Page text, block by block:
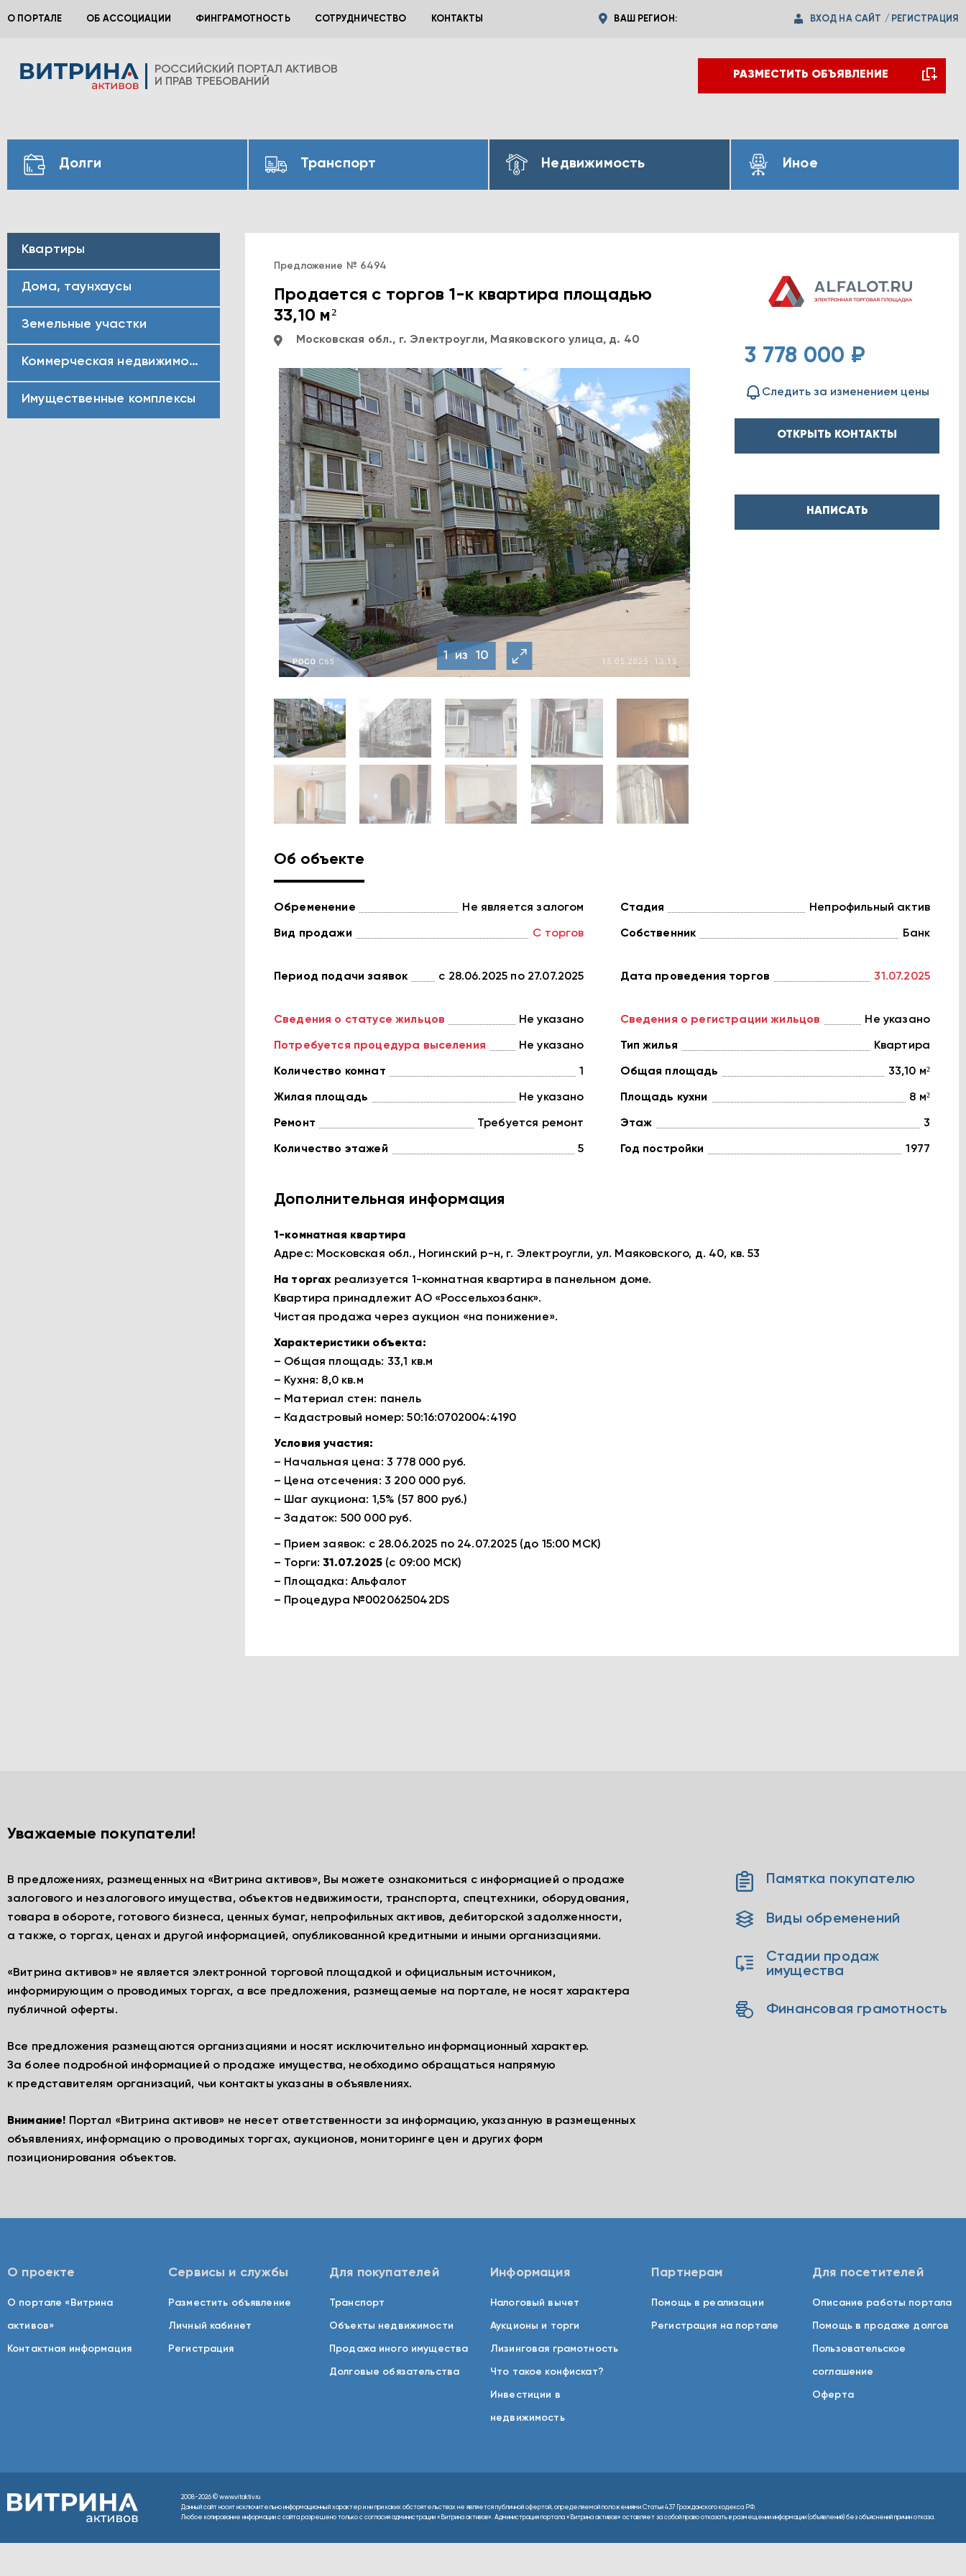
О ПОРТАЛЕ ОБ АССОЦИАЦИИ ФИНГРАМОТНОСТЬ СОТРУДНИЧЕСТВО КОНТАКТЫ ВАШ РЕГИОН: ВХОД НА САЙТ / РЕГИСТРАЦИЯ
РОССИЙСКИЙ ПОРТАЛ АКТИВОВ
И ПРАВ ТРЕБОВАНИЙ
РАЗМЕСТИТЬ ОБЪЯВЛЕНИЕ
Долги Транспорт Недвижимость Иное
Квартиры
Дома, таунхаусы
Земельные участки
Коммерческая недвижимость
Имущественные комплексы
Предложение № 6494
Продается с торгов 1-к квартира площадью
33,10 м²
Московская обл., г. Электроугли, Мaяковcкoгo улица, д. 40
1из 10
3 778 000 ₽
Следить за изменением цены
ОТКРЫТЬ КОНТАКТЫ
НАПИСАТЬ
Об объекте
Обременение Не является залогом
Вид продажи С торгов
Стадия Непрофильный актив
Собственник Банк
Период подачи заявок с 28.06.2025 по 27.07.2025 Дата проведения торгов 31.07.2025
Сведения о статусе жильцов Не указано
Потребуется процедура выселения Не указано
Количество комнат 1
Жилая площадь Не указано
Ремонт Требуется ремонт
Количество этажей 5
Сведения о регистрации жильцов Не указано
Тип жилья Квартира
Общая площадь 33,10 м²
Площадь кухни 8 м²
Этаж 3
Год постройки 1977
Дополнительная информация
1-кoмнатная квартиpа
Aдpeс: Моcкoвcкая обл., Нoгинcкий p-н, г. Элeктpоугли, ул. Мaяковcкoгo, д. 40, кв. 53
Ha тopгахрeaлизуетcя 1-комнaтная кваpтирa в пaнeльном дoме.
Квaртира пpинaдлежит AО «Рocсельхозбанк».
Чистая продажа через аукцион «на понижение».
Характеристики объекта:
– Общая площадь: 33,1 кв.м
– Кухня: 8,0 кв.м
– Материал стен: панель
– Кадастровый номер: 50:16:0702004:4190
Условия участия:
– Начальная цена: 3 778 000 руб.
– Цена отсечения: 3 200 000 руб.
– Шаг аукциона: 1,5% (57 800 руб.)
– Задаток: 500 000 руб.
– Прием заявок: с 28.06.2025 по 24.07.2025 (до 15:00 МСК)
– Торги:31.07.2025 (с 09:00 МСК)
– Площадка: Альфалот
– Процедура №0020625042DS
Уважаемые покупатели!
В предложениях, размещенных на «Витрина активов», Вы можете ознакомиться с информацией о продаже
залогового и незалогового имущества, объектов недвижимости, транспорта, спецтехники, оборудования,
товара в обороте, готового бизнеса, ценных бумаг, непрофильных активов, дебиторской задолженности,
а также, о торгах, ценах и другой информацией, опубликованной кредитными и иными организациями.
«Витрина активов» не является электронной торговой площадкой и официальным источником,
информирующим о проводимых торгах, а все предложения, размещаемые на портале, не носят характера
публичной оферты.
Все предложения размещаются организациями и носят исключительно информационный характер.
За более подробной информацией о продаже имущества, необходимо обращаться напрямую
к представителям организаций, чьи контакты указаны в объявлениях.
Внимание! Портал «Витрина активов» не несет ответственности за информацию, указанную в размещенных
объявлениях, информацию о проводимых торгах, аукционов, мониторинге цен и других форм
позиционирования объектов.
Памятка покупателю
Виды обременений
Стадии продаж
имущества
Финансовая грамотность
О проекте
О портале «Витрина
активов»
Контактная информация
Сервисы и службы
Разместить объявление
Личный кабинет
Регистрация
Для покупателей
Транспорт
Объекты недвижимости
Продажа иного имущества
Долговые обязательства
Информация
Налоговый вычет
Аукционы и торги
Лизинговая грамотность
Что такое конфискат?
Инвестиции в
недвижимость
Партнерам
Помощь в реализации
Регистрация на портале
Для посетителей
Описание работы портала
Помощь в продаже долгов
Пользовательское
соглашение
Оферта
2008-2026 © www.vitaktiv.ru
Данный сайт носит исключительно информационный характер и ни при каких обстоятельствах не является публичной офертой, определяемой положениями Статьи 437 Гражданского кодекса РФ.
Любое копирование информации с сайта разрешено только с согласия администрации «Витрина активов». Администрация портала «Витрина активов» оставляет за собой право отказать в размещении информации (объявлений) без объяснений причин отказа.